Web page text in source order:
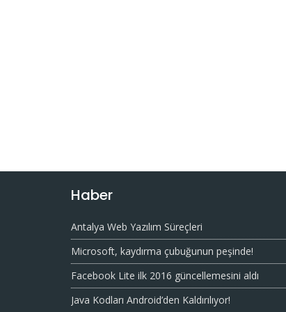
Haber
Antalya Web Yazılım Süreçleri
Microsoft, kaydırma çubuğunun peşinde!
Facebook Lite ilk 2016 güncellemesini aldı
Java Kodları Android’den Kaldırılıyor!